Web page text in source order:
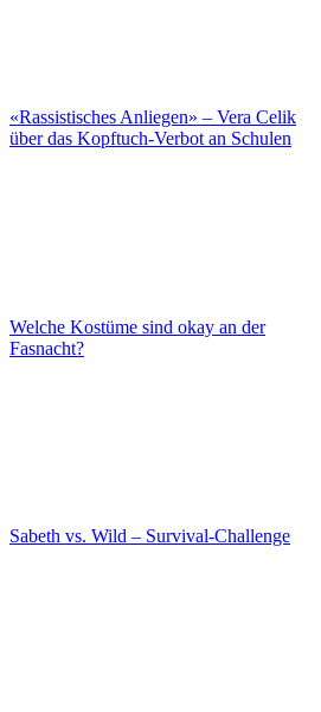
«Rassistisches Anliegen» – Vera Celik
über das Kopftuch-Verbot an Schulen
Welche Kostüme sind okay an der
Fasnacht?
Sabeth vs. Wild – Survival-Challenge